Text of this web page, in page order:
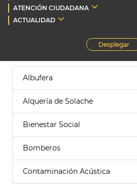
ATENCIÓN CIUDADANA
ACTUALIDAD
Desplegar
Albufera
Alquería de Solache
Bienestar Social
Bomberos
Contaminación Acústica